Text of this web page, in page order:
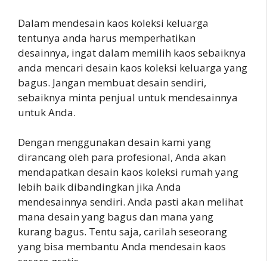
Dalam mendesain kaos koleksi keluarga
tentunya anda harus memperhatikan
desainnya, ingat dalam memilih kaos sebaiknya
anda mencari desain kaos koleksi keluarga yang
bagus. Jangan membuat desain sendiri,
sebaiknya minta penjual untuk mendesainnya
untuk Anda.
Dengan menggunakan desain kami yang
dirancang oleh para profesional, Anda akan
mendapatkan desain kaos koleksi rumah yang
lebih baik dibandingkan jika Anda
mendesainnya sendiri. Anda pasti akan melihat
mana desain yang bagus dan mana yang
kurang bagus. Tentu saja, carilah seseorang
yang bisa membantu Anda mendesain kaos